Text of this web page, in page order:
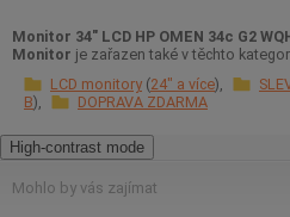
Monitor 34" LCD HP OMEN 34c G2
Monitor je zařazen také v těchto
LCD monitory 24" a více
B
DOPRAVA ZDARMA
High-contrast mode
Mohlo by vás zajímat